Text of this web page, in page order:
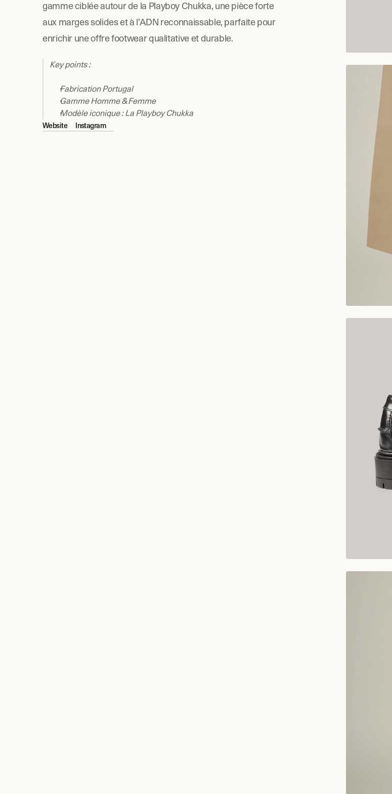
gamme ciblée autour de la Playboy Chukka, une pièce forte
aux marges solides et à l’ADN reconnaissable, parfaite pour
enrichir une offre footwear qualitative et durable.
Key points :
Fabrication Portugal
Gamme Homme & Femme
Modèle iconique : La Playboy Chukka
Website Instagram